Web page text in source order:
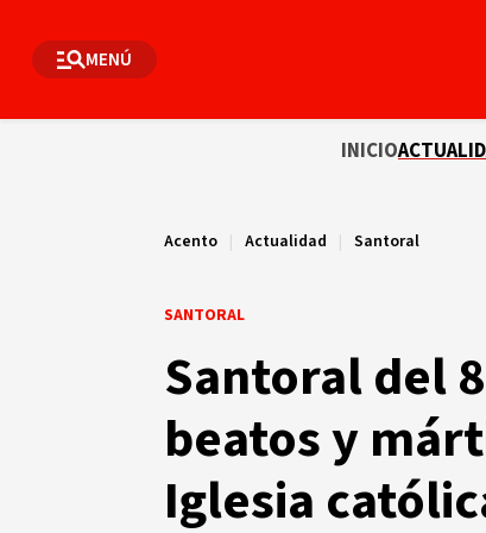
MENÚ
INICIO
Acento | Actualidad | Santoral
SANTORAL
Santoral del
beatos y
Iglesia